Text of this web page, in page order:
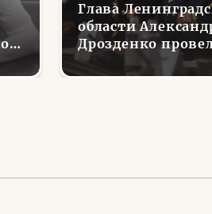
Глава
области
Дрозденко
встречу с
ветеранов СВО